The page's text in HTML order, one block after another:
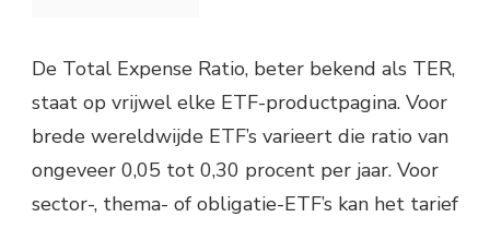
De Total Expense Ratio, beter bekend als TER,
staat op vrijwel elke ETF-productpagina. Voor
brede wereldwijde ETF’s varieert die ratio van
ongeveer 0,05 tot 0,30 procent per jaar. Voor
sector-, thema- of obligatie-ETF’s kan het tarief